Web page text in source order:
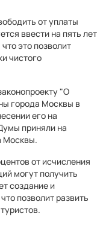
от уплаты
ввести на пять лет
это позволит
чистого
"О
города Москвы в
его на
приняли на
Москвы.
от исчисления
могут получить
создание и
позволит развить